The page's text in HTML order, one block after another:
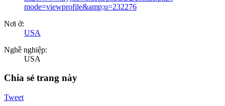
mode=viewprofile&amp;u=232276
Nơi ở:
USA
Nghề nghiệp:
USA
Chia sẻ trang này
Tweet